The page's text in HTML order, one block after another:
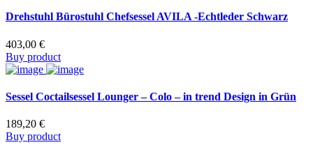
Drehstuhl Bürostuhl Chefsessel AVILA -Echtleder Schwarz
403,00 €
Buy product
Sessel Coctailsessel Lounger – Colo – in trend Design in Grün
189,20 €
Buy product